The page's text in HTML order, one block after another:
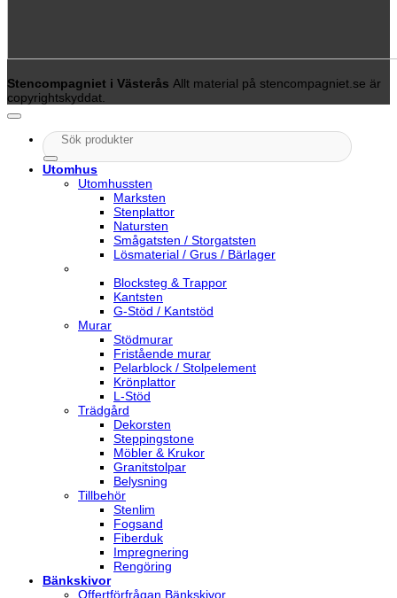
Stencompagniet i Västerås Allt material på stencompagniet.se är
copyrightskyddat.
Sök
efter:
Utomhus
Utomhussten
Marksten
Stenplattor
Natursten
Smågatsten / Storgatsten
Lösmaterial / Grus / Bärlager
Blocksteg & Trappor
Kantsten
G-Stöd / Kantstöd
Murar
Stödmurar
Fristående murar
Pelarblock / Stolpelement
Krönplattor
L-Stöd
Trädgård
Dekorsten
Steppingstone
Möbler & Krukor
Granitstolpar
Belysning
Tillbehör
Stenlim
Fogsand
Fiberduk
Impregnering
Rengöring
Bänkskivor
Offertförfrågan Bänkskivor